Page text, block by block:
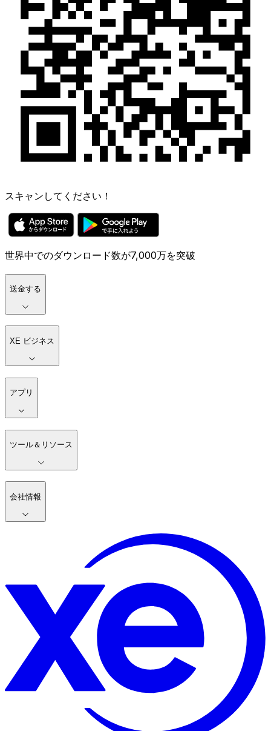
スキャンしてください！
世界中でのダウンロード数が7,000万を突破
送金する
XE ビジネス
アプリ
ツール＆リソース
会社情報